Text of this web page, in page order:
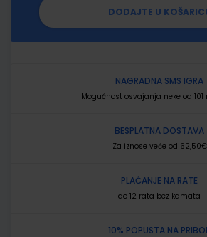
DODAJTE U
NAGRADNA SMS IGRA
Mogućnost osvajanja neke od
BESPLATNA DOSTAVA
Za iznose veće od 62,50€
PLAĆANJE NA RATE
do 12 rata bez kamata
10% POPUSTA NA